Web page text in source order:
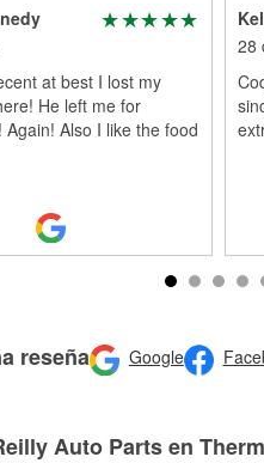
at best I lost my
He left me for
Again! Also I like the food
28
reseña Google
Auto Parts en